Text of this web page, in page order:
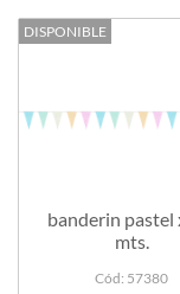
DISPONIBLE
banderin pastel
mts.
Cód: 57380